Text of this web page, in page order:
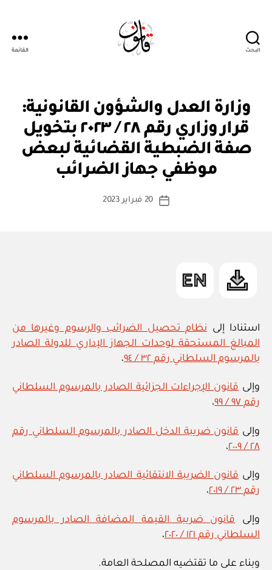
البحث القائمة
التصنيفات
وزارة العدل والشؤون القانونية:
قرار وزاري رقم ٢٨ / ٢٠٢٣ بتخويل
صفة الضبطية القضائية لبعض
موظفي جهاز الضرائب
كاتب
بو
س
ة
تاريخ
20 فبراير 2023
استنادا إلى نظام تحصيل الضرائب والرسوم وغيرها من
المبالغ المستحقة لوحدات الجهاز الإداري للدولة الصادر
بالمرسوم السلطاني رقم ٣٢ / ٩٤
،
وإلىقانون الإجراءات الجزائية الصادر بالمرسوم السلطاني
رقم ٩٧ / ٩٩
،
وإلى قانون ضريبة الدخل الصادر بالمرسوم السلطاني رقم
٢٨ / ٢٠٠٩
،
وإلىقانون الضريبة الانتقائية الصادر بالمرسوم السلطاني
رقم ٢٣ / ٢٠١٩
،
وإلى قانون ضريبة القيمة المضافة الصادر بالمرسوم
السلطاني رقم ١٢١ / ٢٠٢٠
،
وبناء على ما تقتضيه المصلحة العامة.